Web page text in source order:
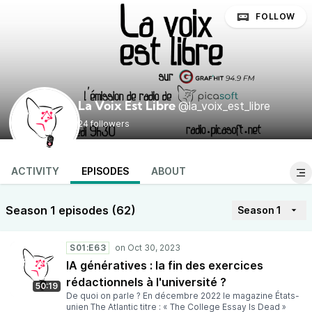
La Voix Est Libre @la_voix_est_libre
24 followers
FOLLOW
ACTIVITY EPISODES ABOUT
Season 1 episodes (62) Season 1
50:19
S01:E63
IA génératives : la fin des exercices
rédactionnels à l'université ?
De quoi on parle ? En décembre 2022 le magazine États-
unien The Atlantic titre : « The College Essay Is Dead »